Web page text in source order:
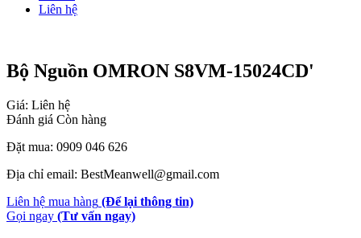
Liên hệ
Bộ Nguồn OMRON S8VM-15024CD'
Giá: Liên hệ
Đánh giá Còn hàng
Đặt mua: 0909 046 626
Địa chỉ email: BestMeanwell@gmail.com
Liên hệ mua hàng (Để lại thông tin)
Gọi ngay (Tư vấn ngay)